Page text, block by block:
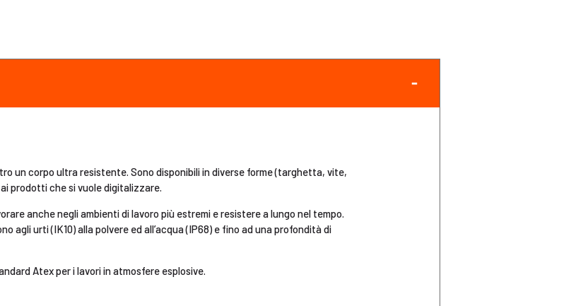
un corpo ultra resistente. Sono disponibili in diverse forme (targhetta, vite,
prodotti che si vuole digitalizzare.
anche negli ambienti di lavoro più estremi e resistere a lungo nel tempo.
agli urti (IK10) alla polvere ed all’acqua (IP68) e fino ad una profondità di
Atex per i lavori in atmosfere esplosive.